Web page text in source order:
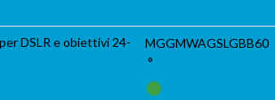
DSLR e obiettivi 24-
MGGMWAGSLGBB60
°